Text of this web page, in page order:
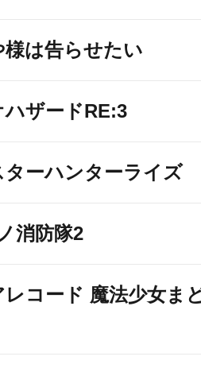
は告らせたい
ザードRE:3
ーハンターライズ
消防隊2
レコード 魔法少女ま